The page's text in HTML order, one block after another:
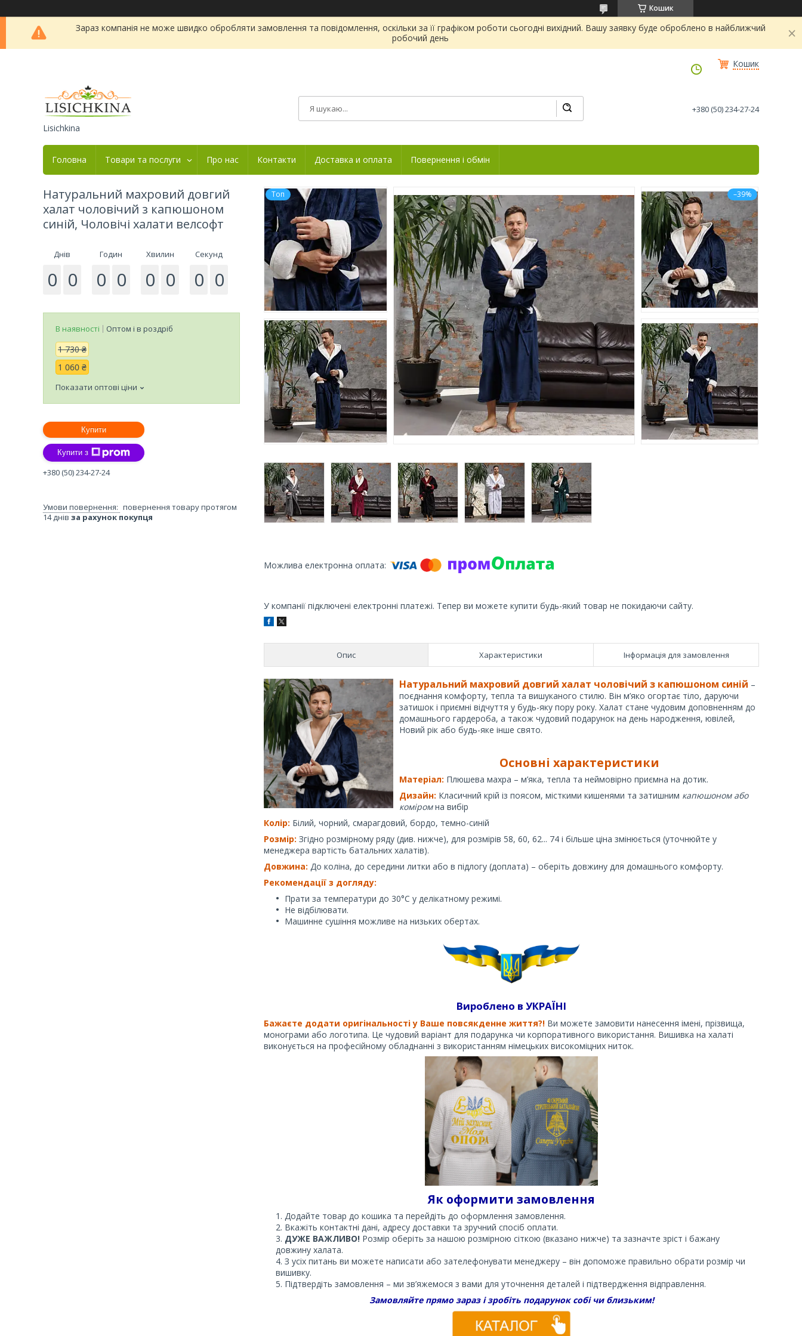
Кошик
Зараз компанія не може швидко обробляти замовлення та повідомлення, оскільки за її графіком роботи сьогодні вихідний. Вашу заявку буде оброблено в найближчий
робочий день
Кошик
Lisichkina
+380 (50) 234-27-24
Головна Товари та послуги Про нас Контакти Доставка и оплата Повернення і обмін
Топ –39%
У компанії підключені електронні платежі. Тепер ви можете купити будь-який товар не покидаючи сайту.
Опис Характеристики Інформація для замовлення
Натуральний махровий довгий халат чоловічий з капюшоном синій –
поєднання комфорту, тепла та вишуканого стилю. Він м’яко огортає тіло, даруючи
затишок і приємні відчуття у будь-яку пору року. Халат стане чудовим доповненням до
домашнього гардероба, а також чудовий подарунок на день народження, ювілей,
Новий рік або будь-яке інше свято.
Основні характеристики
Матеріал: Плюшева махра – м’яка, тепла та неймовірно приємна на дотик.
Дизайн: Класичний крій із поясом, місткими кишенями та затишним капюшоном або
коміромна вибір
Колір: Білий, чорний, смарагдовий, бордо, темно-синій
Розмір: Згідно розмірному ряду (див. нижче), для розмірів 58, 60, 62... 74 і більше ціна змінюється (уточнюйте у
менеджера вартість батальних халатів).
Довжина: До коліна, до середини литки або в підлогу (доплата) – оберіть довжину для домашнього комфорту.
Рекомендації з догляду:
Прати за температури до 30°C у делікатному режимі.
Не відбілювати.
Машинне сушіння можливе на низьких обертах.
Вироблено в УКРАЇНІ
Бажаєте додати оригінальності у Ваше повсякденне життя?! Ви можете замовити нанесення імені, прізвища,
монограми або логотипа. Це чудовий варіант для подарунка чи корпоративного використання. Вишивка на халаті
виконується на професійному обладнанні з використанням німецьких високоміцних ниток.
Як оформити замовлення
Додайте товар до кошика та перейдіть до оформлення замовлення.
Вкажіть контактні дані, адресу доставки та зручний спосіб оплати.
ДУЖЕ ВАЖЛИВО! Розмір оберіть за нашою розмірною сіткою (вказано нижче) та зазначте зріст і бажану
довжину халата.
З усіх питань ви можете написати або зателефонувати менеджеру – він допоможе правильно обрати розмір чи
вишивку.
Підтвердіть замовлення – ми зв’яжемося з вами для уточнення деталей і підтвердження відправлення.
Замовляйте прямо зараз і зробіть подарунок собі чи близьким!
Натуральний махровий довгий
халат чоловічий з капюшоном
синій, Чоловічі халати велсофт
Днів
0 0
Годин
0 0
Хвилин
0 0
Секунд
0 0
В наявності Оптом і в роздріб
1 730 ₴
1 060 ₴
Показати оптові ціни
Купити
Купити з
+380 (50) 234-27-24
повернення товару протягом
14 днів за рахунок покупця